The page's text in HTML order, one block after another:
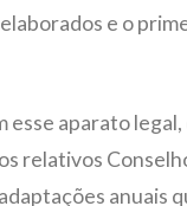
e o
esse aparato
relativos
anuais